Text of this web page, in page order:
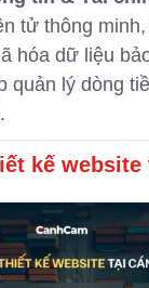
tử thông
hóa dữ liệu
quản lý dòng
kế website